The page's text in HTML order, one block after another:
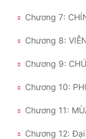
Chương 7:
Chương 8:
Chương 9:
Chương 11:
Chương 12: